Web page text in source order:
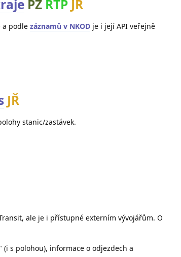
PZ RTP JŘ
a podle záznamů v NKOD je i její API veřejně
JŘ
stanic/zastávek.
ale je i přístupné externím vývojářům. O
s polohou), informace o odjezdech a